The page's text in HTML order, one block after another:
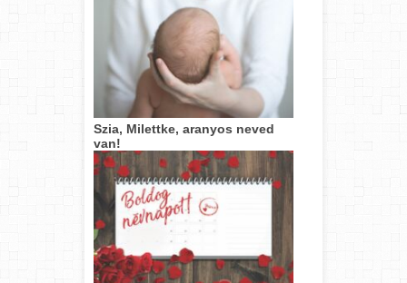
Szia, Milettke, aranyos neved
van!